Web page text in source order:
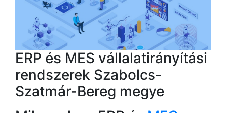
ERP és MES vállalatirányítási
rendszerek Szabolcs-
Szatmár-Bereg megye